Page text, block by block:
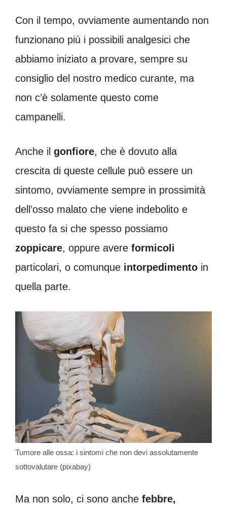
Con il tempo, ovviamente aumentando non
funzionano più i possibili analgesici che
abbiamo iniziato a provare, sempre su
consiglio del nostro medico curante, ma
non c’è solamente questo come
campanelli.
Anche il gonfiore, che è dovuto alla
crescita di queste cellule può essere un
sintomo, ovviamente sempre in prossimità
dell’osso malato che viene indebolito e
questo fa si che spesso possiamo
zoppicare, oppure avere formicoli
particolari, o comunque intorpedimento in
quella parte.
Tumore alle ossa: i sintomi che non devi assolutamente
sottovalutare (pixabay)
Ma non solo, ci sono anche febbre,